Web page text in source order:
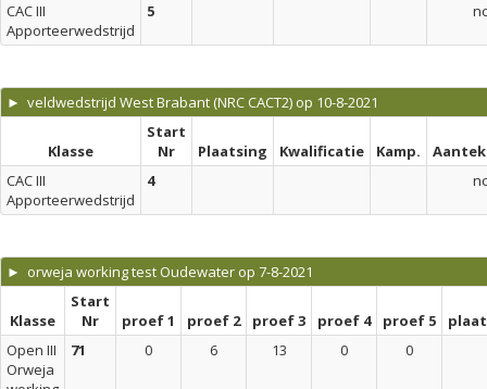
CAC III
Apporteerwedstrijd
5 nc
► veldwedstrijd West Brabant (NRC CACT2) op 10-8-2021
Klasse
Start
Nr
Plaatsing Kwalificatie Kamp.
CAC III
Apporteerwedstrijd
4 nc
► orweja working test Oudewater op 7-8-2021
Klasse
Start
Nr
proef 1 proef 2 proef 3 proef 4 proef 5
Open III
Orweja
71 0 6 13 0 0